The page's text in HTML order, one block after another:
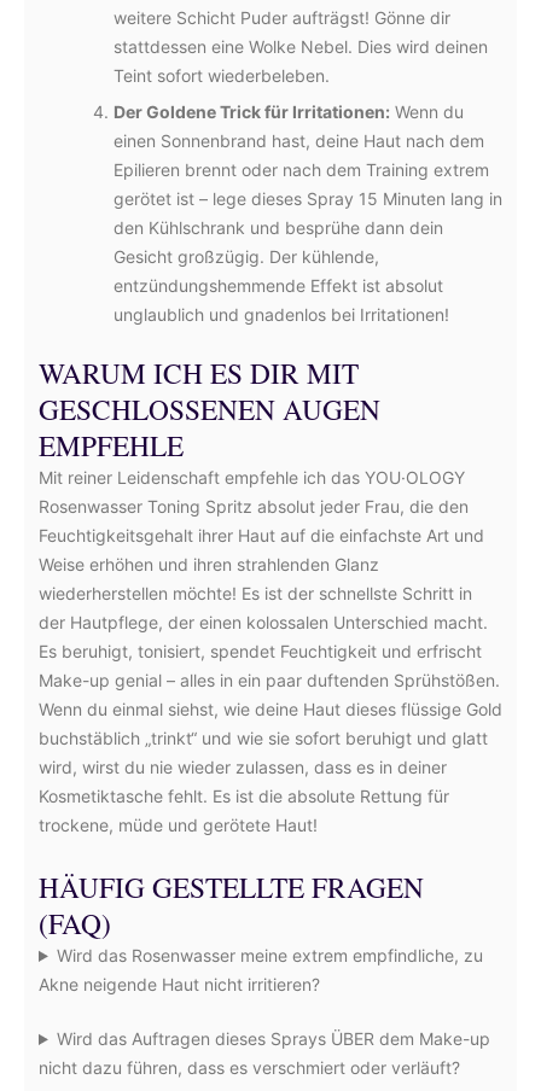
weitere Schicht Puder aufträgst! Gönne dir
stattdessen eine Wolke Nebel. Dies wird deinen
Teint sofort wiederbeleben.
Der Goldene Trick für Irritationen: Wenn du
einen Sonnenbrand hast, deine Haut nach dem
Epilieren brennt oder nach dem Training extrem
gerötet ist – lege dieses Spray 15 Minuten lang in
den Kühlschrank und besprühe dann dein
Gesicht großzügig. Der kühlende,
entzündungshemmende Effekt ist absolut
unglaublich und gnadenlos bei Irritationen!
WARUM ICH ES DIR MIT
GESCHLOSSENEN AUGEN
EMPFEHLE
Mit reiner Leidenschaft empfehle ich das YOU·OLOGY
Rosenwasser Toning Spritz absolut jeder Frau, die den
Feuchtigkeitsgehalt ihrer Haut auf die einfachste Art und
Weise erhöhen und ihren strahlenden Glanz
wiederherstellen möchte! Es ist der schnellste Schritt in
der Hautpflege, der einen kolossalen Unterschied macht.
Es beruhigt, tonisiert, spendet Feuchtigkeit und erfrischt
Make-up genial – alles in ein paar duftenden Sprühstößen.
Wenn du einmal siehst, wie deine Haut dieses flüssige Gold
buchstäblich „trinkt“ und wie sie sofort beruhigt und glatt
wird, wirst du nie wieder zulassen, dass es in deiner
Kosmetiktasche fehlt. Es ist die absolute Rettung für
trockene, müde und gerötete Haut!
HÄUFIG GESTELLTE FRAGEN
(FAQ)
Wird das Rosenwasser meine extrem empfindliche, zu
Akne neigende Haut nicht irritieren?
Wird das Auftragen dieses Sprays ÜBER dem Make-up
nicht dazu führen, dass es verschmiert oder verläuft?